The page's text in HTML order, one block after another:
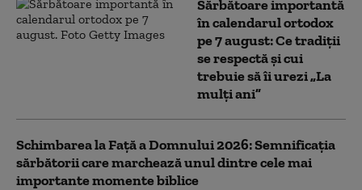
Sărbătoare importantă
în calendarul ortodox
pe 7 august: Ce tradiții
se respectă și cui
trebuie să îi urezi „La
mulți ani”
Schimbarea la Față a Domnului 2026: Semnificația
sărbătorii care marchează unul dintre cele mai
importante momente biblice